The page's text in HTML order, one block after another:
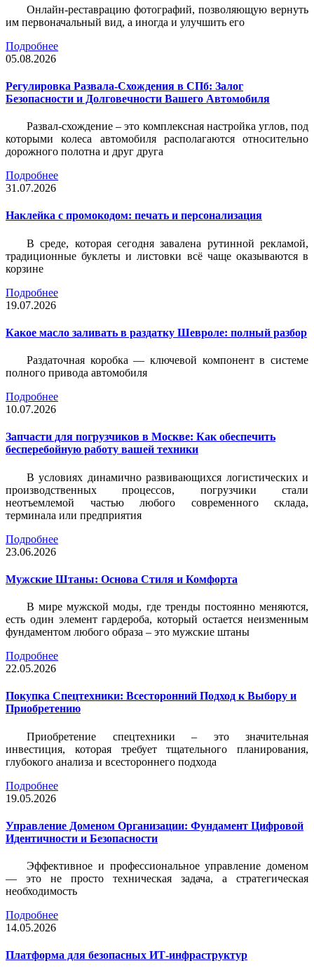
Онлайн-реставрацию фотографий, позволяющую вернуть
им первоначальный вид, а иногда и улучшить его
Подробнее
05.08.2026
Регулировка Развала-Схождения в СПб: Залог
Безопасности и Долговечности Вашего Автомобиля
Развал-схождение – это комплексная настройка углов, под
которыми колеса автомобиля располагаются относительно
дорожного полотна и друг друга
Подробнее
31.07.2026
Наклейка c промокодом: печать и персонализация
В среде, которая сегодня завалена рутинной рекламой,
традиционные буклеты и листовки всё чаще оказываются в
корзине
Подробнее
19.07.2026
Какое масло заливать в раздатку Шевроле: полный разбор
Раздаточная коробка — ключевой компонент в системе
полного привода автомобиля
Подробнее
10.07.2026
Запчасти для погрузчиков в Москве: Как обеспечить
бесперебойную работу вашей техники
В условиях динамично развивающихся логистических и
производственных процессов, погрузчики стали
неотъемлемой частью любого современного склада,
терминала или предприятия
Подробнее
23.06.2026
Мужские Штаны: Основа Стиля и Комфорта
В мире мужской моды, где тренды постоянно меняются,
есть один элемент гардероба, который остается неизменным
фундаментом любого образа – это мужские штаны
Подробнее
22.05.2026
Покупка Спецтехники: Всесторонний Подход к Выбору и
Приобретению
Приобретение спецтехники – это значительная
инвестиция, которая требует тщательного планирования,
глубокого анализа и всестороннего подхода
Подробнее
19.05.2026
Управление Доменом Организации: Фундамент Цифровой
Идентичности и Безопасности
Эффективное и профессиональное управление доменом
— это не просто техническая задача, а стратегическая
необходимость
Подробнее
14.05.2026
Платформа для безопасных ИТ-инфраструктур